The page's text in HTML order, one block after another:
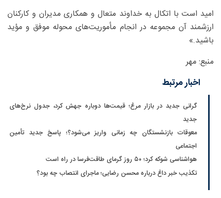
امید است با اتکال به خداوند متعال و همکاری مدیران و کارکنان
ارزشمند آن مجموعه در انجام مأموریت‌های محوله موفق و مؤید
باشید.»
منبع: مهر
اخبار مرتبط
گرانی جدید در بازار مرغ؛ قیمت‌ها دوباره جهش کرد، جدول نرخ‌های
جدید
معوقات بازنشستگان چه زمانی واریز می‌شود؟؛ پاسخ جدید تأمین
اجتماعی
هواشناسی شوکه کرد؛ ۵۰ روز گرمای طاقت‌فرسا در راه است
تکذیب خبر داغ درباره محسن رضایی؛ ماجرای انتصاب چه بود؟